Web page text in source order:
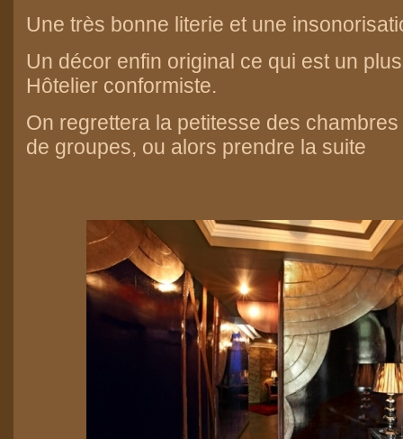
Une très bonne literie et une
Un décor enfin original ce qui est un
Hôtelier conformiste.
On regrettera la petitesse des
de groupes, ou alors prendre la suite